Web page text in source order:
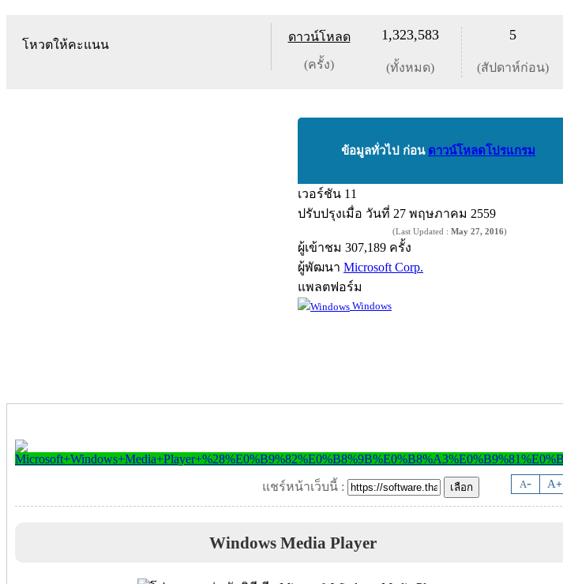
โหวตให้คะแนน
ดาวน์โหลด
(ครั้ง)
1,323,583
(ทั้งหมด)
5
(สัปดาห์ก่อน)
ข้อมูลทั่วไป ก่อน ดาวน์โหลดโปรแกรม
เวอร์ชัน 11
ปรับปรุงเมื่อ วันที่ 27 พฤษภาคม 2559
(Last Updated : May 27, 2016)
ผู้เข้าชม 307,189 ครั้ง
ผู้พัฒนา Microsoft Corp.
แพลตฟอร์ม
Windows
A- A+
แชร์หน้าเว็บนี้ :
Windows Media Player